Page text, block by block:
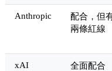
Anthropic
配合，但
兩條紅線
xAI 全面配合